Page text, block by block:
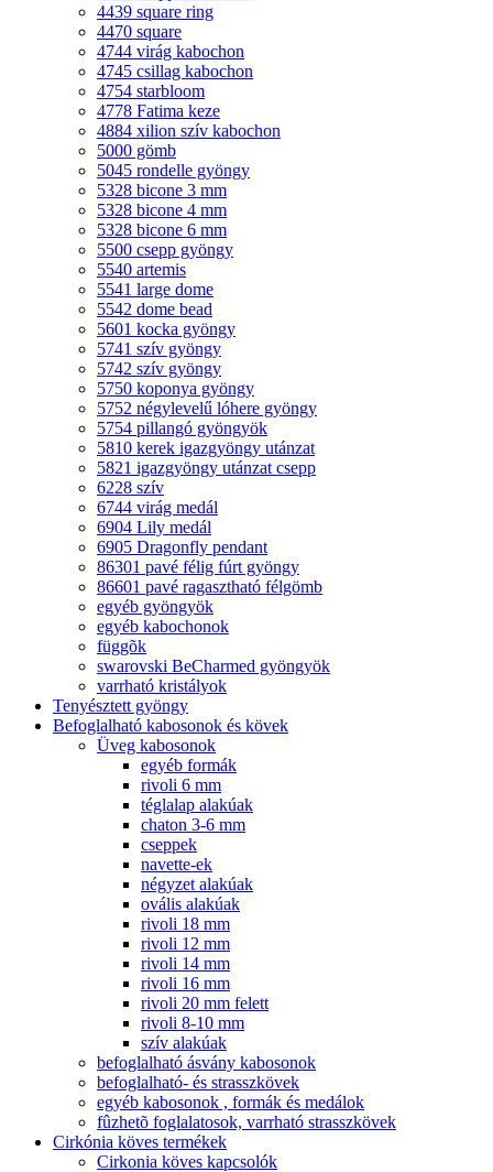
4439 square ring
4470 square
4744 virág kabochon
4745 csillag kabochon
4754 starbloom
4778 Fatima keze
4884 xilion szív kabochon
5000 gömb
5045 rondelle gyöngy
5328 bicone 3 mm
5328 bicone 4 mm
5328 bicone 6 mm
5500 csepp gyöngy
5540 artemis
5541 large dome
5542 dome bead
5601 kocka gyöngy
5741 szív gyöngy
5742 szív gyöngy
5750 koponya gyöngy
5752 négylevelű lóhere gyöngy
5754 pillangó gyöngyök
5810 kerek igazgyöngy utánzat
5821 igazgyöngy utánzat csepp
6228 szív
6744 virág medál
6904 Lily medál
6905 Dragonfly pendant
86301 pavé félig fúrt gyöngy
86601 pavé ragasztható félgömb
egyéb gyöngyök
egyéb kabochonok
függõk
swarovski BeCharmed gyöngyök
varrható kristályok
Tenyésztett gyöngy
Befoglalható kabosonok és kövek
Üveg kabosonok
egyéb formák
rivoli 6 mm
téglalap alakúak
chaton 3-6 mm
cseppek
navette-ek
négyzet alakúak
ovális alakúak
rivoli 18 mm
rivoli 12 mm
rivoli 14 mm
rivoli 16 mm
rivoli 20 mm felett
rivoli 8-10 mm
szív alakúak
befoglalható ásvány kabosonok
befoglalható- és strasszkövek
egyéb kabosonok , formák és medálok
fûzhetõ foglalatosok, varrható strasszkövek
Cirkónia köves termékek
Cirkonia köves kapcsolók